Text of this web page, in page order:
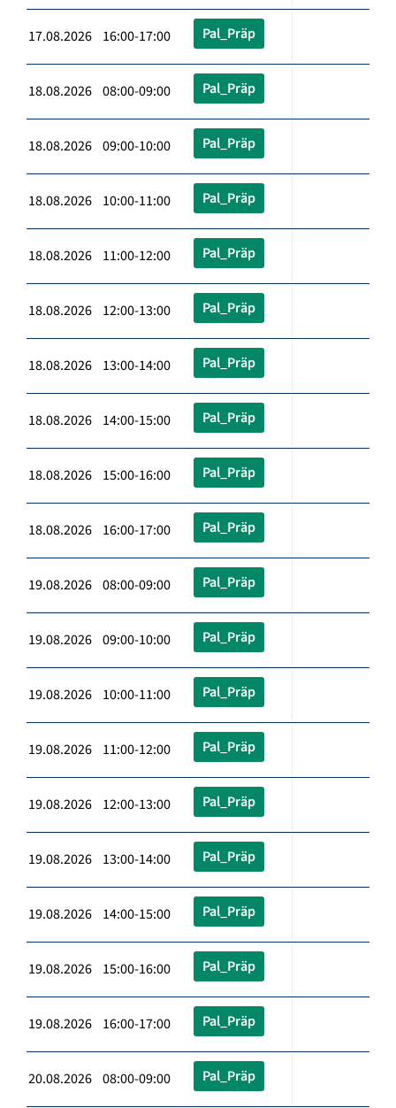
17.08.2026 16:00-17:00 Pal_Präp
18.08.2026 08:00-09:00 Pal_Präp
18.08.2026 09:00-10:00 Pal_Präp
18.08.2026 10:00-11:00 Pal_Präp
18.08.2026 11:00-12:00 Pal_Präp
18.08.2026 12:00-13:00 Pal_Präp
18.08.2026 13:00-14:00 Pal_Präp
18.08.2026 14:00-15:00 Pal_Präp
18.08.2026 15:00-16:00 Pal_Präp
18.08.2026 16:00-17:00 Pal_Präp
19.08.2026 08:00-09:00 Pal_Präp
19.08.2026 09:00-10:00 Pal_Präp
19.08.2026 10:00-11:00 Pal_Präp
19.08.2026 11:00-12:00 Pal_Präp
19.08.2026 12:00-13:00 Pal_Präp
19.08.2026 13:00-14:00 Pal_Präp
19.08.2026 14:00-15:00 Pal_Präp
19.08.2026 15:00-16:00 Pal_Präp
19.08.2026 16:00-17:00 Pal_Präp
20.08.2026 08:00-09:00 Pal_Präp